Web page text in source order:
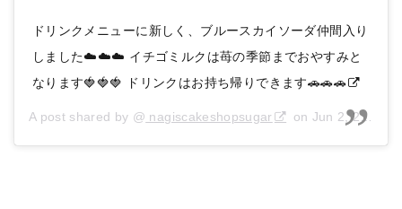
ドリンクメニューに新しく、ブルースカイソーダ仲間入り
しました☁️☁️☁️ イチゴミルクは苺の季節までおやすみと
なります🍓🍓🍓 ドリンクはお持ち帰りできます🚗🚗🚗
A post shared by @ nagiscakeshopsugar on Jun 2, 2017 at 7:57pm PDT